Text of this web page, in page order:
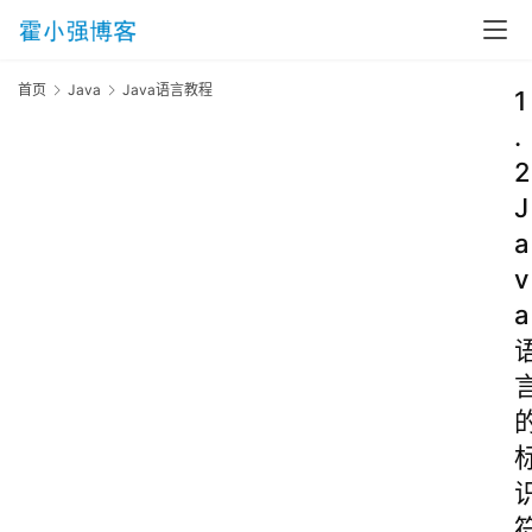
首页 Java Java语言教程
1
.
2
J
a
v
a